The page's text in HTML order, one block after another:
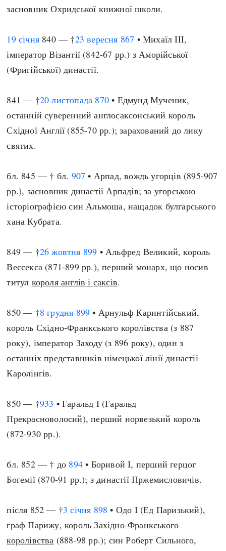
засновник Охридської книжної школи.
19 січня 840 — †23 вересня 867 • Михаїл III,
імператор Візантії (842-67 рр.) з Аморійської
(Фригійської) династії.
841 — †20 листопада 870 • Едмунд Мученик,
останній суверенний англосаксонський король
Східної Англії (855-70 рр.); зарахований до лику
святих.
бл. 845 — † бл. 907 • Арпад, вождь угорців (895-907
рр.), засновник династії Арпадів; за угорською
історіографією син Альмоша, нащадок булгарського
хана Кубрата.
849 — †26 жовтня 899 • Альфред Великий, король
Вессекса (871-899 рр.), перший монарх, що носив
титул короля англів і саксів.
850 — †8 грудня 899 • Арнульф Каринтійський,
король Східно-Франкського королівства (з 887
року), імператор Заходу (з 896 року), один з
останніх представників німецької лінії династії
Каролінгів.
850 — †933 • Гаральд I (Гаральд
Прекрасноволосий), перший норвезький король
(872-930 рр.).
бл. 852 — † до 894 • Боривой I, перший герцог
Богемії (870-91 рр.); з династії Пржемисловичів.
після 852 — †3 січня 898 • Одо I (Ед Паризький),
граф Парижу,король Західно-Франкського
королівства (888-98 рр.); син Роберт Сильного,